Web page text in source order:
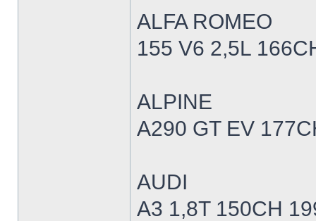
ALFA ROMEO
155 V6 2,5L
ALPINE
A290 GT EV
AUDI
A3 1,8T 150CH